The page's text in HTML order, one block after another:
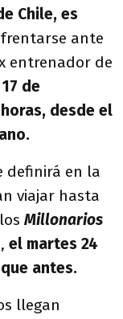
Chile, es
ante
entrenador de
de
desde el
definirá en la
viajar hasta
Millonarios
, el martes 24
antes.
llegan